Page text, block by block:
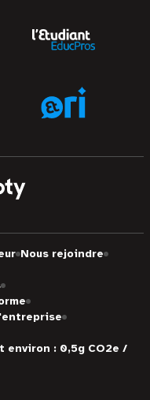
Nous rejoindre
: 0,5g CO2e /